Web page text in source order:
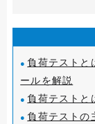
負荷テストと
ールを解説
負荷テストと
負荷テストの